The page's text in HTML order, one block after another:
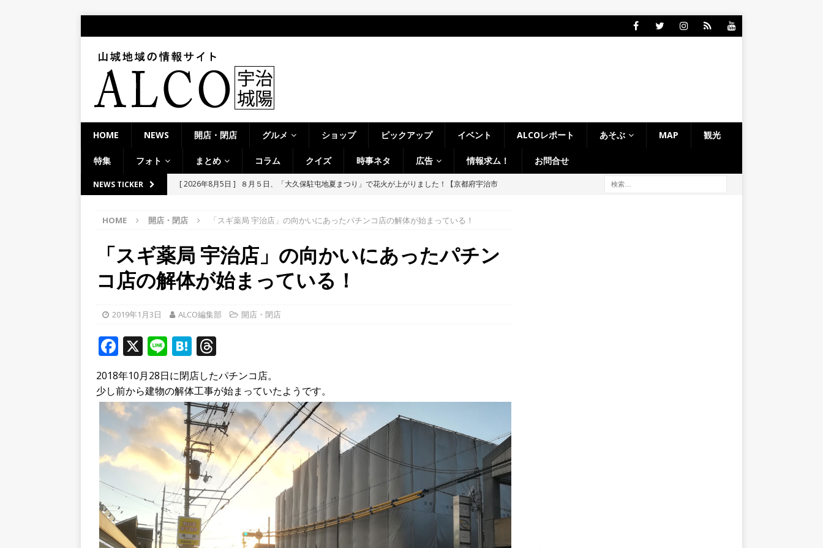
HOME NEWS 開店・閉店 グルメ ショップ ピックアップ イベント ALCOレポート あそぶ MAP 観光
特集 フォト まとめ コラム クイズ 時事ネタ 広告 情報求ム！ お問合せ
NEWS TICKER [ 2026年8月4日 ]
石清水八幡宮の門前「やわた走井餅老舗」で、ひんやり美味しいかき氷「走井
[ 2026年8月4日 ] 宇治淀線の「麺処 森元 久御山店」があった建物が解体されてる。過去には「ラ
ーメン京都一」「ばんから」なども【京都府久御山町】
開店・閉店
[ 2026年8月3日 ] 近鉄小倉駅前の「ニンテンドーミュージアム」、累計来館者数が１００万人突
破してる！【京都府宇治市】
NEWS
[ 2026年8月6日 ]
8月8日～14日イベントまとめ！夏祭り、ライトアップ、グルメなどワイワイ盛
ト
[ 2026年8月5日 ] ８月５日、「大久保駐屯地夏まつり」で花火が上がりました！【京都府宇治市
／２０２６】
時事ネタ
HOME 開店・閉店 「スギ薬局 宇治店」の向かいにあったパチンコ店の解体が始まっている！
「スギ薬局 宇治店」の向かいにあったパチン
コ店の解体が始まっている！
2019年1月3日 ALCO編集部 開店・閉店
F
a
c
e
b
o
o
k
X Li
n
e
H
at
e
n
a
h
r
e
a
d
s
2018年10月28日に閉店したパチンコ店。
少し前から建物の解体工事が始まっていたようです。